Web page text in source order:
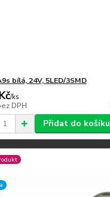
bílá, 24V, 5LED/3SMD
/ks
DPH
Přidat do košíku